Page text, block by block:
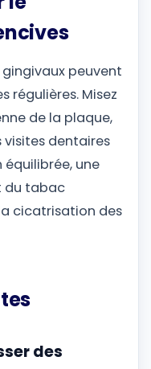
peuvent
régulières. Misez
de la plaque,
dentaires
une
du tabac
cicatrisation des
des